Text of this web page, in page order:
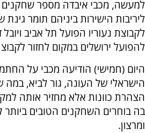
למעשה, מכבי איבדה מספר שחקנים
ליריבות הישירות ביניהם תומר
לקבוצת נעוריו הפועל תל אביב
להפועל ירושלים במקום לחזור
היום (חמישי) הודיעה מכבי על
הישראלי של העונה, גור לביא, במה
הצהרת כוונות אלא מחזיר אותה
בה בוחרים השחקנים הטובים
ומרצון.